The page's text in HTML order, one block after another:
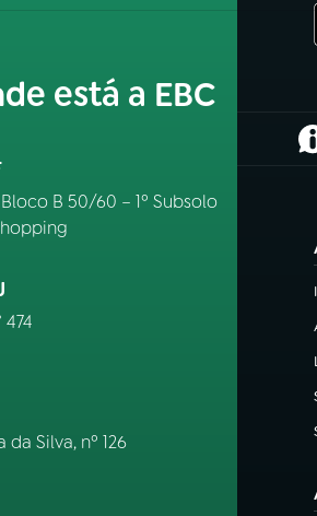
está a EBC
B 50/60 – 1º Subsolo
474
Silva, nº 126